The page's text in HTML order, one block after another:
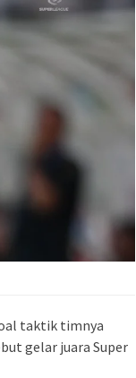
taktik timnya
gelar juara Super